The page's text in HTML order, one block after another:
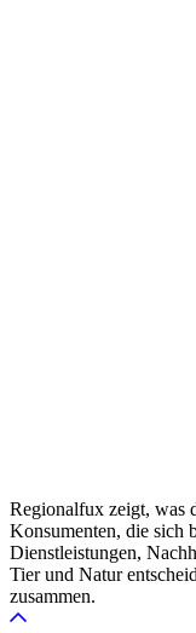
Regionalfux zeigt, was
Konsumenten, die sich
Dienstleistungen,
Tier und Natur
zusammen.